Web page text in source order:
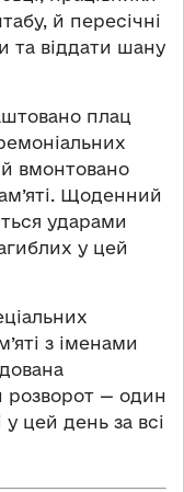
й пересічні
та віддати шану
плац
вмонтовано
Щоденний
ударами
у цей
з іменами
розворот — один
у цей день за всі